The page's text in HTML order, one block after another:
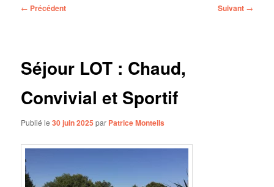
Navigation
← Précédent Suivant →
Séjour LOT : Chaud,
Convivial et Sportif
Publié le30 juin 2025 par Patrice Monteils